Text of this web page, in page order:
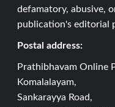
defamatory, abusive,
publication's editorial
Postal address:
Prathibhavam Online
Komalalayam,
Sankarayya Road,